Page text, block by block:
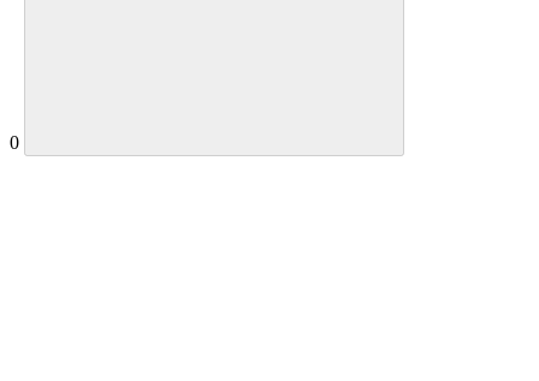
0